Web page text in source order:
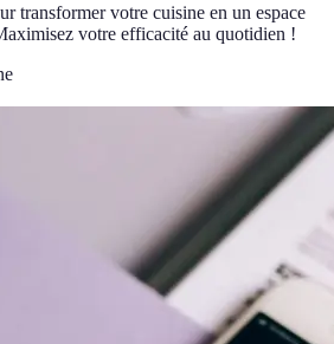
transformer votre cuisine en un espace
votre efficacité au quotidien !